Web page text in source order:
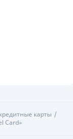
карты
Card»